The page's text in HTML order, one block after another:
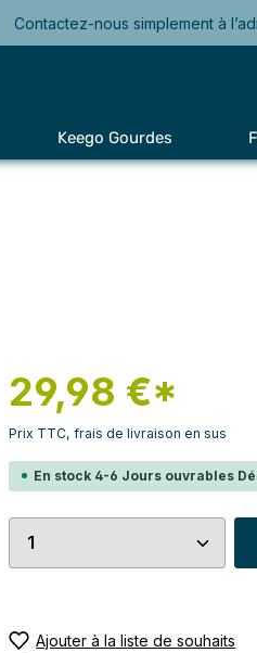
Contactez-nous simplement à
Keego Gourdes
29,98 €*
Prix TTC, frais de livraison en sus
En stock 4-6 Jours ouvrables
Quantité de
Ajouter à la liste de souhaits